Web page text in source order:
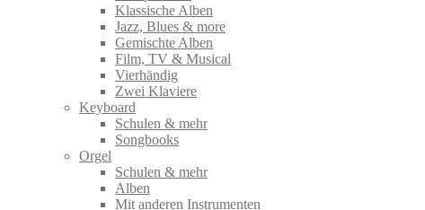
Klassische Alben
Jazz, Blues & more
Gemischte Alben
Film, TV & Musical
Vierhändig
Zwei Klaviere
Keyboard
Schulen & mehr
Songbooks
Orgel
Schulen & mehr
Alben
Mit anderen Instrumenten